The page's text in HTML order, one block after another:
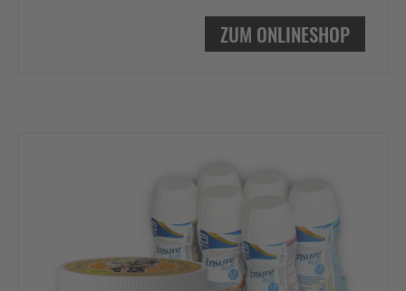
ZUM ONLINESHOP